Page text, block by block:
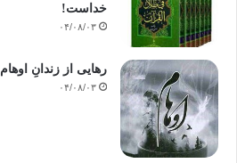
خداست‌!
۰۴/۰۸/۰۳
رهایی از زندانِ اوهام
۰۴/۰۸/۰۳